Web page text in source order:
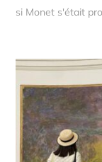
si Monet s'était